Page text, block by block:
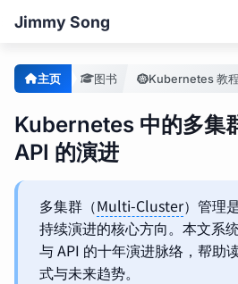
Jimmy Song
主页 图书 Kubernetes 教程
Kubernetes 中的多集
API 的演进
多集群（Multi-Cluster）管理
持续演进的核心方向。本文系
与 API 的十年演进脉络，帮助
式与未来趋势。